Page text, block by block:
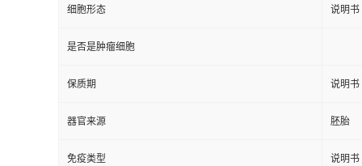
细胞形态 说明书
是否是肿瘤细胞
保质期 说明书
器官来源 胚胎
免疫类型 说明书